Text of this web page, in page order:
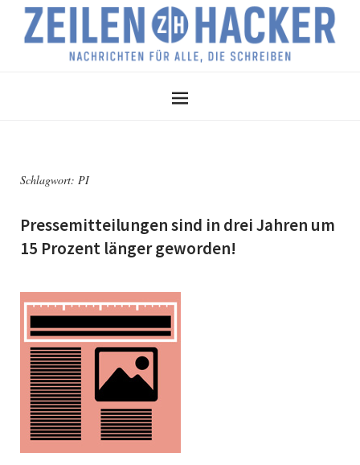
Schlagwort: PI
Pressemitteilungen sind in drei Jahren um
15 Prozent länger geworden!